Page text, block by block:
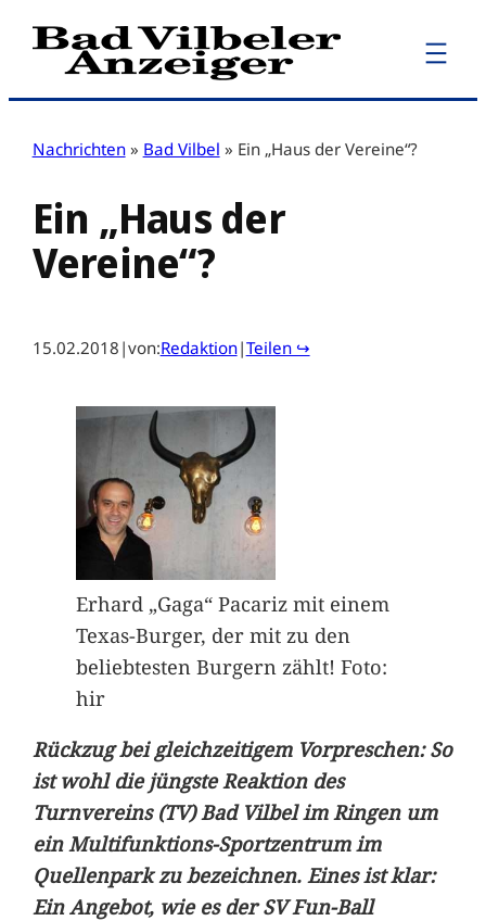
Zum
Inhalt
Nachrichten » Bad Vilbel » Ein „Haus der Vereine“?
Ein „Haus der
Vereine“?
15.02.2018 |von:Redaktion|Teilen ↪
Erhard „Gaga“ Pacariz mit einem
Texas-Burger, der mit zu den
beliebtesten Burgern zählt! Foto:
hir
Rückzug bei gleichzeitigem Vorpreschen: So
ist wohl die jüngste Reaktion des
Turnvereins (TV) Bad Vilbel im Ringen um
ein Multifunktions-Sportzentrum im
Quellenpark zu bezeichnen. Eines ist klar:
Ein Angebot, wie es der SV Fun-Ball